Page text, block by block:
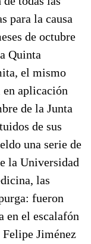
para la causa
de octubre
Quinta
el mismo
en aplicación
de la Junta
de sus
una serie de
la Universidad
las
fueron
en el escalafón
Jiménez